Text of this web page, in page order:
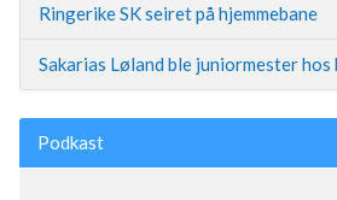
Ringerike SK seiret på hjemmebane
Sakarias Løland ble juniormester hos
Podkast